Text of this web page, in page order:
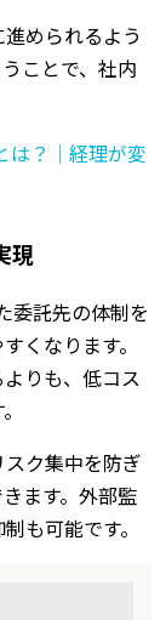
められるよう
ことで、社内
は？｜経理が変
現
委託先の体制を
くなります。
りも、低コス
ク集中を防ぎ
ます。外部監
も可能です。